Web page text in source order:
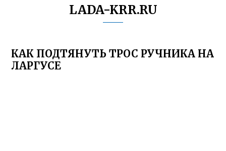
LADA-KRR.RU
КАК ПОДТЯНУТЬ ТРОС РУЧНИКА НА
ЛАРГУСЕ